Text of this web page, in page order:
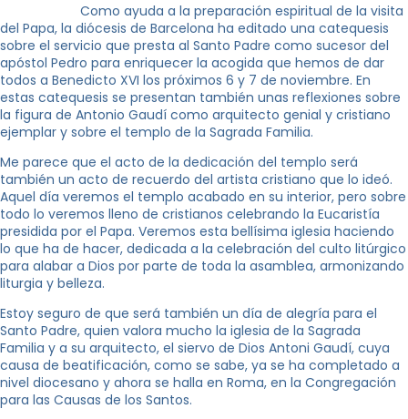
Como ayuda a la preparación espiritual de la visita
del Papa, la diócesis de Barcelona ha editado una catequesis
sobre el servicio que presta al Santo Padre como sucesor del
apóstol Pedro para enriquecer la acogida que hemos de dar
todos a Benedicto XVI los próximos 6 y 7 de noviembre. En
estas catequesis se presentan también unas reflexiones sobre
la figura de Antonio Gaudí como arquitecto genial y cristiano
ejemplar y sobre el templo de la Sagrada Familia.
Me parece que el acto de la dedicación del templo será
también un acto de recuerdo del artista cristiano que lo ideó.
Aquel día veremos el templo acabado en su interior, pero sobre
todo lo veremos lleno de cristianos celebrando la Eucaristía
presidida por el Papa. Veremos esta bellísima iglesia haciendo
lo que ha de hacer, dedicada a la celebración del culto litúrgico
para alabar a Dios por parte de toda la asamblea, armonizando
liturgia y belleza.
Estoy seguro de que será también un día de alegría para el
Santo Padre, quien valora mucho la iglesia de la Sagrada
Familia y a su arquitecto, el siervo de Dios Antoni Gaudí, cuya
causa de beatificación, como se sabe, ya se ha completado a
nivel diocesano y ahora se halla en Roma, en la Congregación
para las Causas de los Santos.